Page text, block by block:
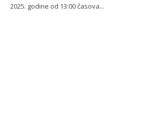
2025. godine od 13:00 časova...